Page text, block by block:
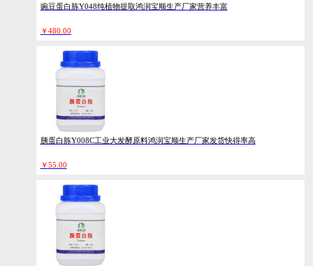
豌豆蛋白胨Y048纯植物提取鸿润宝顺生产厂家营养丰富
￥480.00
胰蛋白胨Y008C工业大发酵原料鸿润宝顺生产厂家发货快得率高
￥55.00